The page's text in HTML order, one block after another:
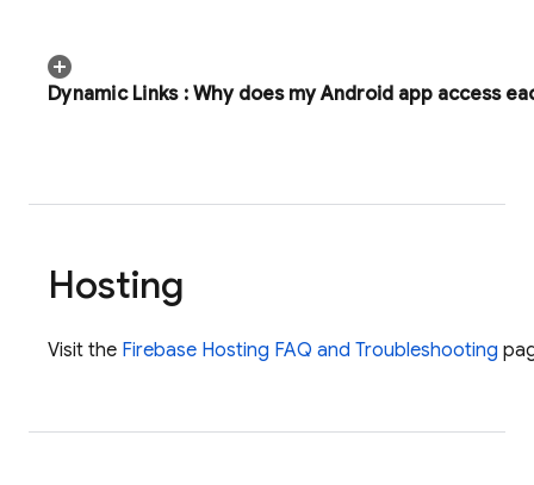
Dynamic Links:Why does my Android app access
Hosting
Visit the Firebase Hosting FAQ and Troubleshooting